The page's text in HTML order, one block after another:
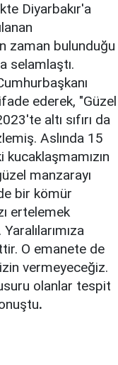
Diyarbakır'a
zaman bulunduğu
selamlaştı.
ederek, "Güzel
altı sıfırı da
Aslında 15
manzarayı
bir kömür
ertelemek
O emanete de
vermeyeceğiz.
olanlar tespit
.